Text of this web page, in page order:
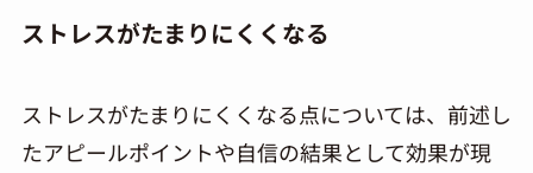
ストレスがたまりにくくなる
ストレスがたまりにくくなる点については、前述し
たアピールポイントや自信の結果として効果が現